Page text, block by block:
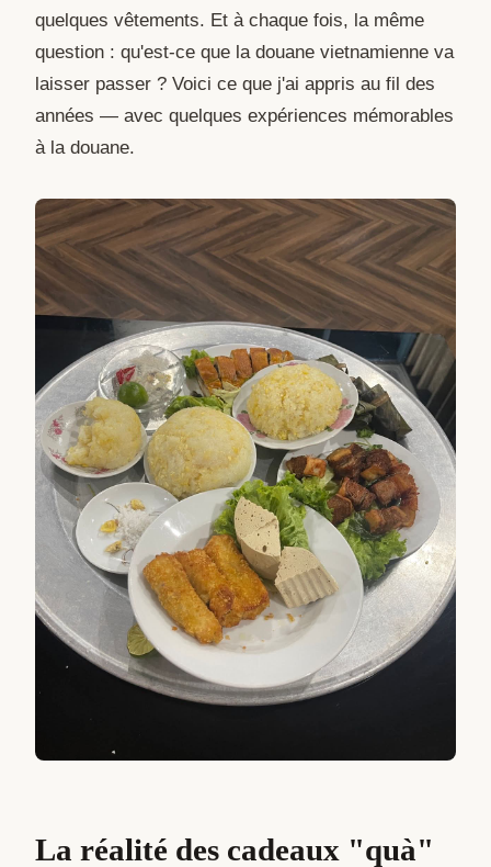
quelques vêtements. Et à chaque fois, la même
question : qu'est-ce que la douane vietnamienne va
laisser passer ? Voici ce que j'ai appris au fil des
années — avec quelques expériences mémorables
à la douane.
La réalité des cadeaux "quà"